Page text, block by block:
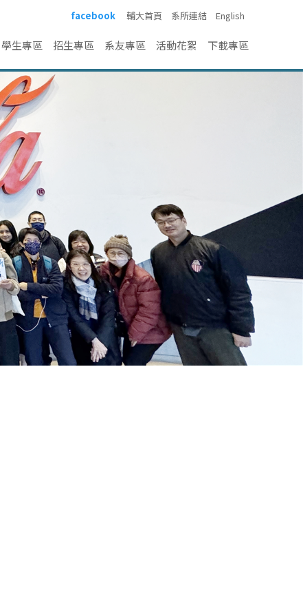
facebook 輔大首頁 系所連結 English
學生專區 招生專區 系友專區 活動花絮 下載專區